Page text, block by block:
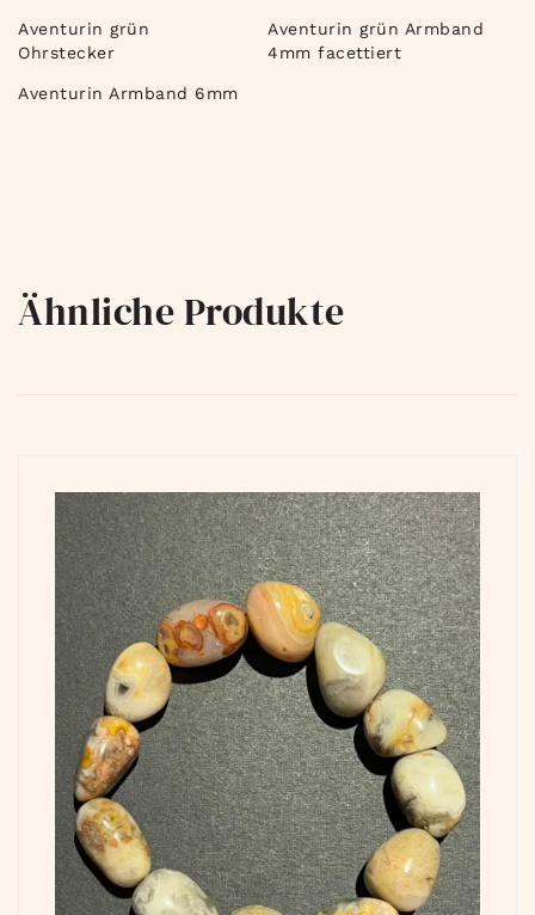
Aventurin grün
Ohrstecker
Aventurin grün Armband
4mm facettiert
Aventurin Armband 6mm
Ähnliche Produkte